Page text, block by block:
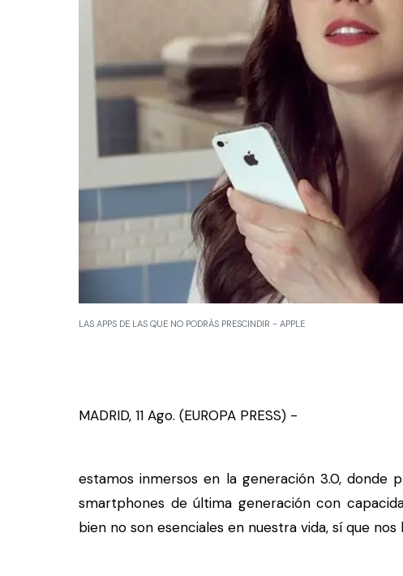
LAS APPS DE LAS QUE NO PODRÁS PRESCINDIR - APPLE
MADRID, 11 Ago. (EUROPA PRESS) -
estamos inmersos en la generación 3.0, donde
smartphones de última generación con
bien no son esenciales en nuestra vida, sí que